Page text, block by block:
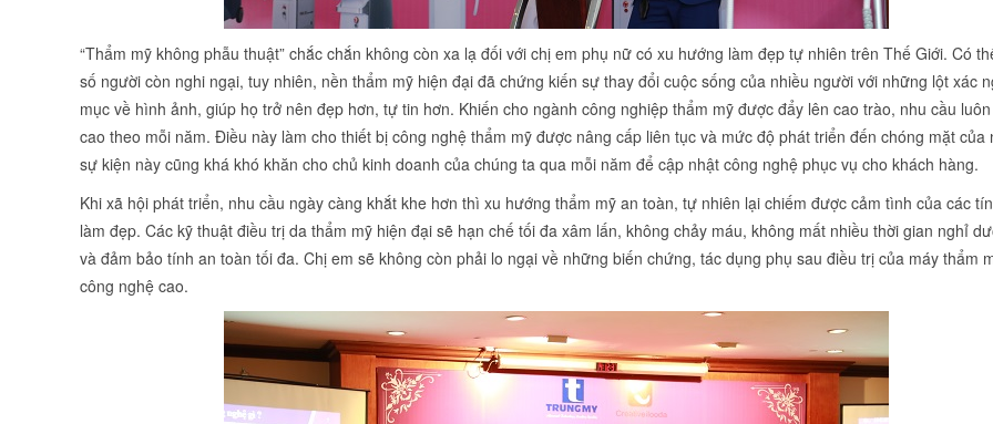
“Thẩm mỹ không phẫu thuật” chắc chắn không còn xa lạ đối với chị em phụ nữ có xu hướng làm đẹp tự nhiên trên Thế Giới. Có
số người còn nghi ngại, tuy nhiên, nền thẩm mỹ hiện đại đã chứng kiến sự thay đổi cuộc sống của nhiều người với những lột xác
mục về hình ảnh, giúp họ trở nên đẹp hơn, tự tin hơn. Khiến cho ngành công nghiệp thẩm mỹ được đẩy lên cao trào, nhu cầu
cao theo mỗi năm. Điều này làm cho thiết bị công nghệ thẩm mỹ được nâng cấp liên tục và mức độ phát triển đến chóng mặt của
sự kiện này cũng khá khó khăn cho chủ kinh doanh của chúng ta qua mỗi năm để cập nhật công nghệ phục vụ cho khách hàng.
Khi xã hội phát triển, nhu cầu ngày càng khắt khe hơn thì xu hướng thẩm mỹ an toàn, tự nhiên lại chiếm được cảm tình của các
làm đẹp. Các kỹ thuật điều trị da thẩm mỹ hiện đại sẽ hạn chế tối đa xâm lấn, không chảy máu, không mất nhiều thời gian nghỉ
và đảm bảo tính an toàn tối đa. Chị em sẽ không còn phải lo ngại về những biến chứng, tác dụng phụ sau điều trị của máy thẩm
công nghệ cao.